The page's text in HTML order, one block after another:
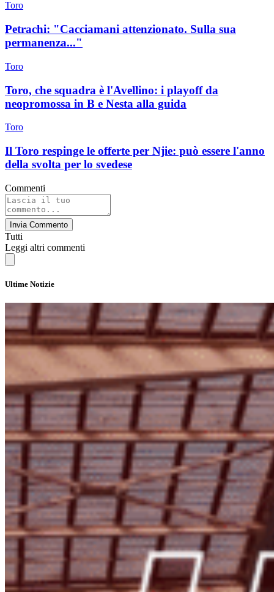
Toro
Petrachi: "Cacciamani attenzionato. Sulla sua
permanenza..."
Toro
Toro, che squadra è l'Avellino: i playoff da
neopromossa in B e Nesta alla guida
Toro
Il Toro respinge le offerte per Njie: può essere l'anno
della svolta per lo svedese
Commenti
Invia Commento
Tutti
Leggi altri commenti
Ultime Notizie